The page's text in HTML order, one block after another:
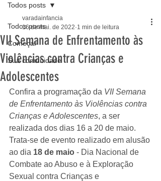
Todos posts
Começar
Sua comunidade
Todos posts
VII Semana de Enfrentamento às
Violências contra Crianças e
Adolescentes
varadainfancia
16 de mai. de 2022 1 min de leitura
Confira a programação da VII Semana
de Enfrentamento às Violências contra
Crianças e Adolescentes, a ser
realizada dos dias 16 a 20 de maio.
Trata-se de evento realizado em alusão
ao dia 18 de maio - Dia Nacional de
Combate ao Abuso e à Exploração
Sexual contra Crianças e